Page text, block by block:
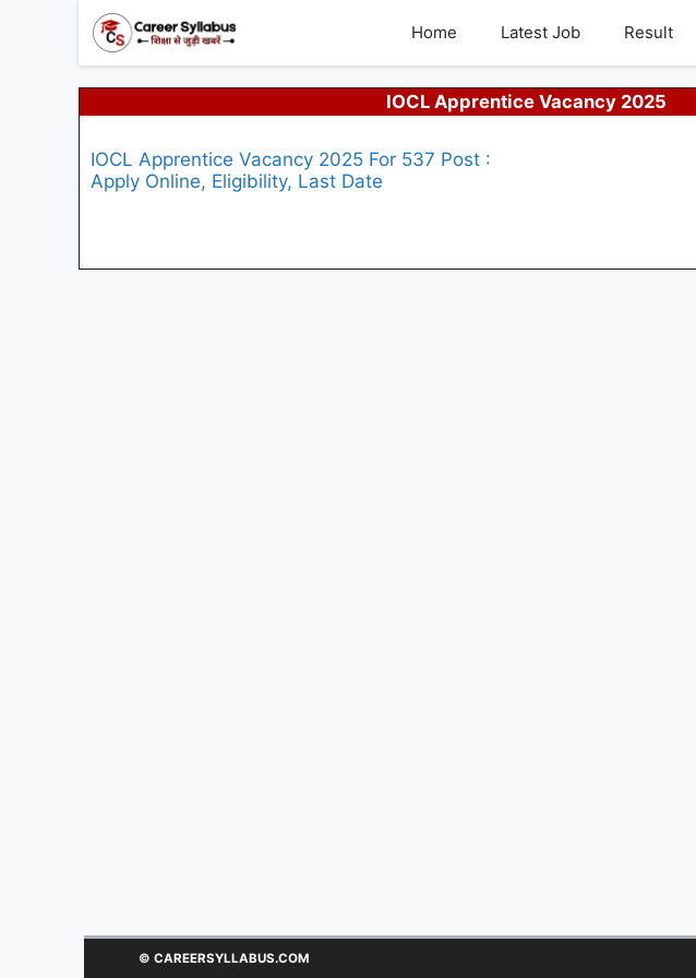
Home Latest Job Result
IOCL Apprentice Vacancy 2025
IOCL Apprentice Vacancy 2025 For 537 Post :
Apply Online, Eligibility, Last Date
© CAREERSYLLABUS.COM